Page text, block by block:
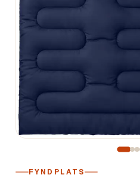
FYNDPLATS